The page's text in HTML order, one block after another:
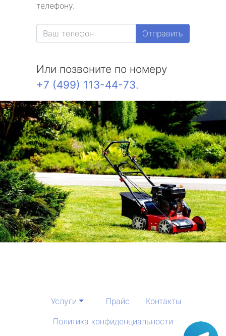
телефону.
Отправить
Или позвоните по номеру
+7 (499) 113-44-73.
Услуги Прайс
Контакты
Политика конфиденциальности